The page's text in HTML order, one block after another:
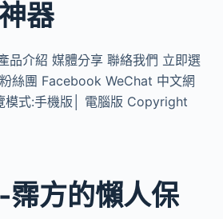
器
品介紹 媒體分享 聯絡我們 立即選
絲團 Facebook WeChat 中文網
模式:手機版│ 電腦版 Copyright
霈方的懶人保